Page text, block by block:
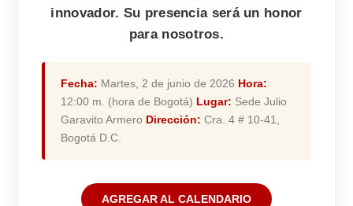
innovador. Su presencia será un honor
para nosotros.
Fecha: Martes, 2 de junio de 2026 Hora:
12:00 m. (hora de Bogotá) Lugar: Sede Julio
Garavito Armero Dirección: Cra. 4 # 10-41,
Bogotá D.C.
AGREGAR AL CALENDARIO